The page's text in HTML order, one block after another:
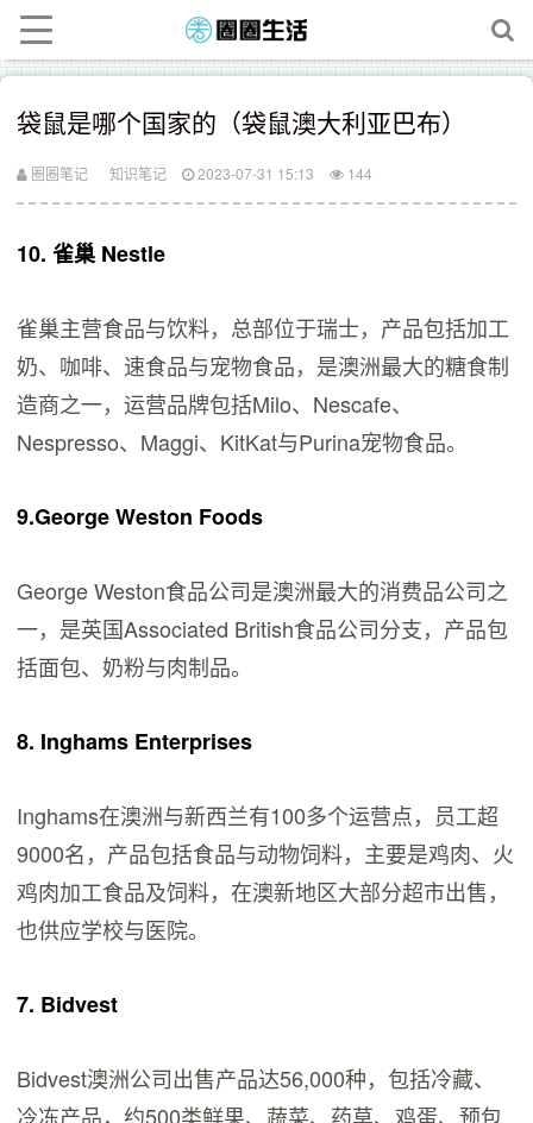
袋鼠是哪个国家的（袋鼠澳大利亚巴布）
圈圈笔记 知识笔记 2023-07-31 15:13 144
10. 雀巢 Nestle
雀巢主营食品与饮料，总部位于瑞士，产品包括加工
奶、咖啡、速食品与宠物食品，是澳洲最大的糖食制
造商之一，运营品牌包括Milo、Nescafe、
Nespresso、Maggi、KitKat与Purina宠物食品。
9.George Weston Foods
George Weston食品公司是澳洲最大的消费品公司之
一，是英国Associated British食品公司分支，产品包
括面包、奶粉与肉制品。
8. Inghams Enterprises
Inghams在澳洲与新西兰有100多个运营点，员工超
9000名，产品包括食品与动物饲料，主要是鸡肉、火
鸡肉加工食品及饲料，在澳新地区大部分超市出售，
也供应学校与医院。
7. Bidvest
Bidvest澳洲公司出售产品达56,000种，包括冷藏、
冷冻产品，约500类鲜果、蔬菜、药草、鸡蛋、预包